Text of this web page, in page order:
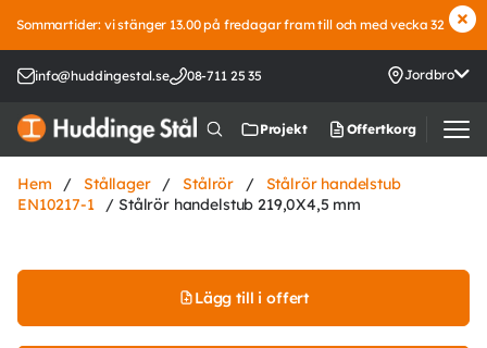
Sommartider: vi stänger 13.00 på fredagar fram till och med vecka 32
info@huddingestal.se 08-711 25 35 Jordbro
Projekt Offertkorg
Hem / Stållager / Stålrör /
Stålrör handelstub
EN10217-1
/ Stålrör handelstub 219,0X4,5 mm
Lägg till i offert